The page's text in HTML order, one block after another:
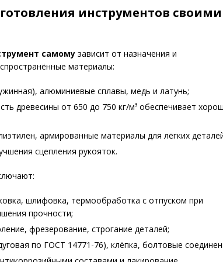
инструментов своими
самому зависит от назначения и
материалы:
алюминиевые сплавы, медь и латунь;
древесины от 650 до 750 кг/м³ обеспечивает
армированные материалы для лёгких
сцепления рукояток.
шлифовка, термообработка с отпуском при
прочности;
фрезерование, строгание деталей;
по ГОСТ 14771-76), клёпка, болтовые